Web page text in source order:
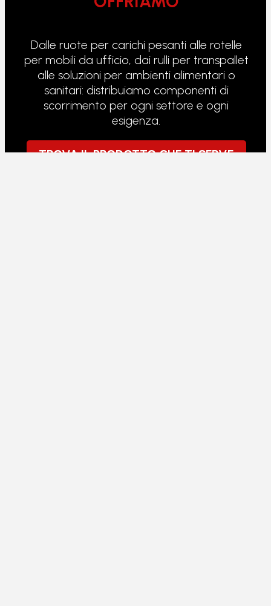
Dalle ruote per carichi pesanti alle rotelle
per mobili da ufficio, dai rulli per transpallet
alle soluzioni per ambienti alimentari o
sanitari: distribuiamo componenti di
scorrimento per ogni settore e ogni
esigenza.
TROVA IL PRODOTTO CHE TI SERVE